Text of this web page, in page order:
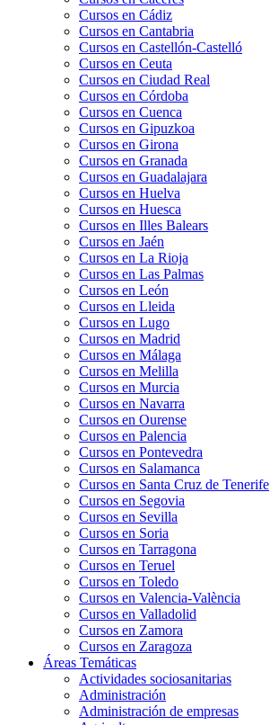
Cursos en Cádiz
Cursos en Cantabria
Cursos en Castellón-Castelló
Cursos en Ceuta
Cursos en Ciudad Real
Cursos en Córdoba
Cursos en Cuenca
Cursos en Gipuzkoa
Cursos en Girona
Cursos en Granada
Cursos en Guadalajara
Cursos en Huelva
Cursos en Huesca
Cursos en Illes Balears
Cursos en Jaén
Cursos en La Rioja
Cursos en Las Palmas
Cursos en León
Cursos en Lleida
Cursos en Lugo
Cursos en Madrid
Cursos en Málaga
Cursos en Melilla
Cursos en Murcia
Cursos en Navarra
Cursos en Ourense
Cursos en Palencia
Cursos en Pontevedra
Cursos en Salamanca
Cursos en Santa Cruz de Tenerife
Cursos en Segovia
Cursos en Sevilla
Cursos en Soria
Cursos en Tarragona
Cursos en Teruel
Cursos en Toledo
Cursos en Valencia-València
Cursos en Valladolid
Cursos en Zamora
Cursos en Zaragoza
Áreas Temáticas
Actividades sociosanitarias
Administración
Administración de empresas